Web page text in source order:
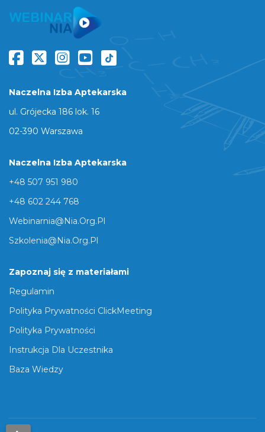
Naczelna Izba Aptekarska
ul. Grójecka 186 lok. 16
02-390 Warszawa
Naczelna Izba Aptekarska
+48 507 951 980
+48 602 244 768
Webinarnia@nia.org.pl
Szkolenia@nia.org.pl
Zapoznaj się z materiałami
Regulamin
Polityka Prywatności ClickMeeting
Polityka Prywatności
Instrukcja Dla Uczestnika
Baza Wiedzy